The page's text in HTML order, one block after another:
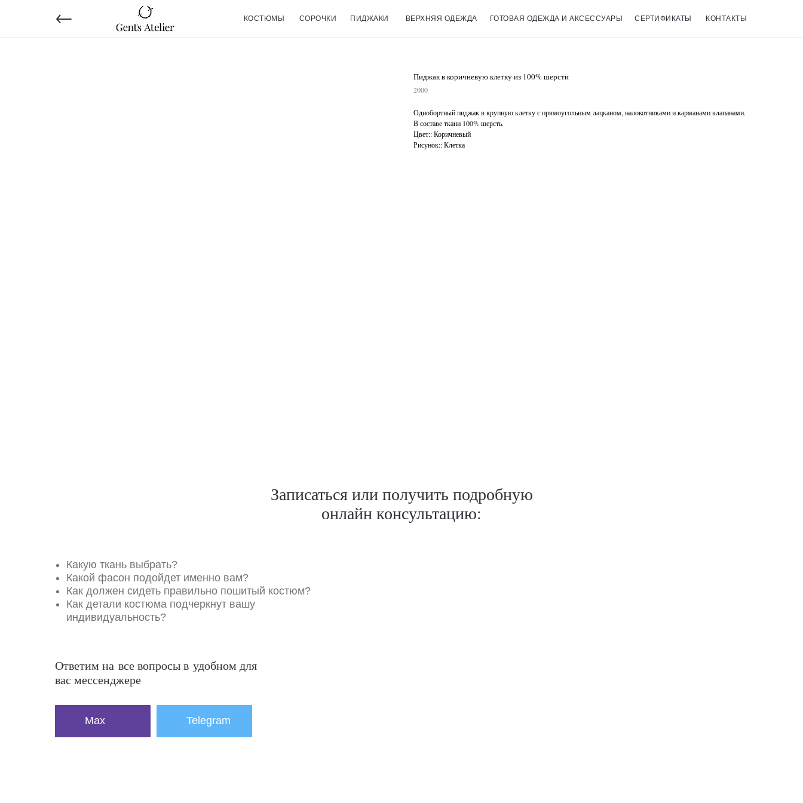
КОСТЮМЫ
← СОРОЧКИ ПИДЖАКИ ВЕРХНЯЯ ОДЕЖДА ГОТОВАЯ ОДЕЖДА И АКСЕССУАРЫ СЕРТИФИКАТЫ КОНТАКТЫ
Пиджак в коричневую клетку из 100% шерсти
2000
Однобортный пиджак в крупную клетку с прямоугольным лацканом, налокотниками и карманами клапанами.
В составе ткани 100% шерсть.
Цвет:: Коричневый
Рисунок:: Клетка
Записаться или получить подробную
онлайн консультацию:
Какую ткань выбрать?
Какой фасон подойдет именно вам?
Как должен сидеть правильно пошитый костюм?
Как детали костюма подчеркнут вашу
индивидуальность?
Ответим на все вопросы в удобном для
вас мессенджере
Max Telegram